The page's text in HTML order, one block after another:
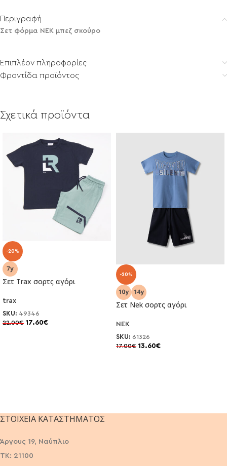
Περιγραφή
Σετ φόρμα NEK μπεζ σκούρο
Επιπλέον πληροφορίες
Φροντίδα προϊόντος
Σχετικά προϊόντα
-20%
Σετ Trax σορτς αγόρι
trax
SKU: 49346
22.00€ 17.60€
-20%
Σετ Nek σορτς αγόρι
NEK
SKU: 61326
17.00€ 13.60€
ΣΤΟΙΧΕΊΑ ΚΑΤΑΣΤΉΜΑΤΟΣ
Άργους 19, Ναύπλιο
ΤΚ: 21100